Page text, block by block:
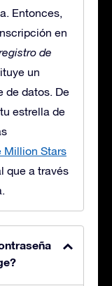
Entonces,
en
de
un
de datos. De
estrella de
Million Stars
que a través